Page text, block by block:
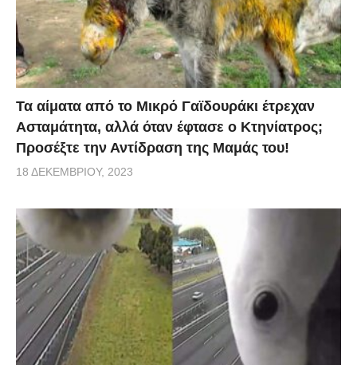
Τα αίματα από το Μικρό Γαϊδουράκι έτρεχαν
Ασταμάτητα, αλλά όταν έφτασε ο Κτηνίατρος;
Προσέξτε την Αντίδραση της Μαμάς του!
18 ΔΕΚΕΜΒΡΊΟΥ, 2023